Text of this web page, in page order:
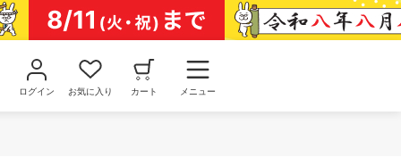
ログイン お気に入り カート メニュー